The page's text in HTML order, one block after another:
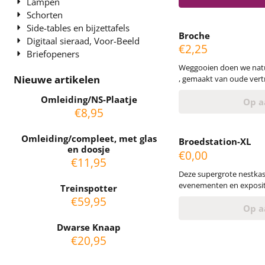
Schorten
Side-tables en bijzettafels
Digitaal sieraad, Voor-Beeld
Briefopeners
Nieuwe artikelen
Omleiding/NS-Plaatje
€8,95
Omleiding/compleet, met glas
en doosje
€11,95
Treinspotter
€59,95
Dwarse Knaap
€20,95
toch handiger. Door
Broche
Prijs: 2,25
€2,25
Weggooien doen we natuurlijk
, gemaakt van oude
rondjes die tijdens de
Op
Broedstation-XL
Prijs: 0,00
€0,00
Deze supergrote
evenementen en
Voorzichtig steek jeOp